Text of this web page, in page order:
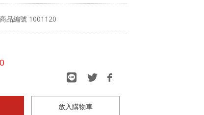
商品編號 1001120
放入購物車